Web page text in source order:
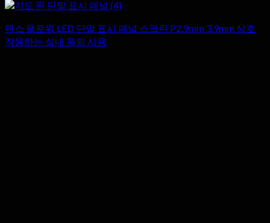
댄스 플로워 LED 단말 표시 패널 스크린 P2.9mm 3.9mm 상호
작용하는 실내 옥외 사용